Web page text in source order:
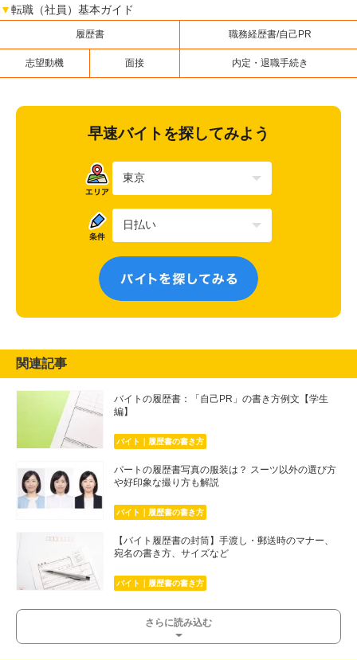
▼転職（社員）基本ガイド
履歴書 職務経歴書/自己PR
志望動機 面接 内定・退職手続き
早速バイトを探してみよう
関連記事
バイトの履歴書：「自己PR」の書き方例文【学生
編】
バイト｜履歴書の書き方
パートの履歴書写真の服装は？ スーツ以外の選び方
や好印象な撮り方も解説
バイト｜履歴書の書き方
【バイト履歴書の封筒】手渡し・郵送時のマナー、
宛名の書き方、サイズなど
バイト｜履歴書の書き方
さらに読み込む